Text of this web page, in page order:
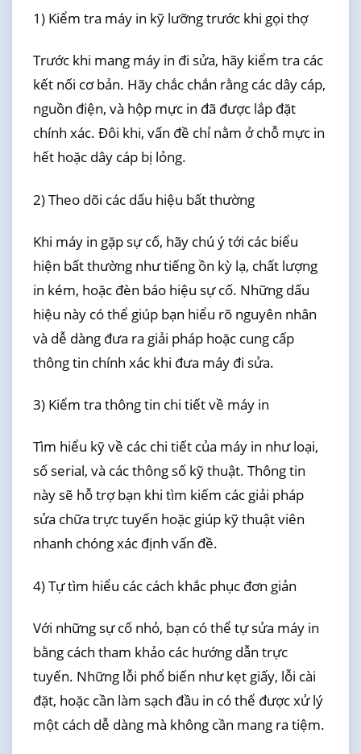
1) Kiểm tra máy in kỹ lưỡng trước khi gọi thợ
Trước khi mang máy in đi sửa, hãy kiểm tra các
kết nối cơ bản. Hãy chắc chắn rằng các dây cáp,
nguồn điện, và hộp mực in đã được lắp đặt
chính xác. Đôi khi, vấn đề chỉ nằm ở chỗ mực in
hết hoặc dây cáp bị lỏng.
2) Theo dõi các dấu hiệu bất thường
Khi máy in gặp sự cố, hãy chú ý tới các biểu
hiện bất thường như tiếng ồn kỳ lạ, chất lượng
in kém, hoặc đèn báo hiệu sự cố. Những dấu
hiệu này có thể giúp bạn hiểu rõ nguyên nhân
và dễ dàng đưa ra giải pháp hoặc cung cấp
thông tin chính xác khi đưa máy đi sửa.
3) Kiểm tra thông tin chi tiết về máy in
Tìm hiểu kỹ về các chi tiết của máy in như loại,
số serial, và các thông số kỹ thuật. Thông tin
này sẽ hỗ trợ bạn khi tìm kiếm các giải pháp
sửa chữa trực tuyến hoặc giúp kỹ thuật viên
nhanh chóng xác định vấn đề.
4) Tự tìm hiểu các cách khắc phục đơn giản
Với những sự cố nhỏ, bạn có thể tự sửa máy in
bằng cách tham khảo các hướng dẫn trực
tuyến. Những lỗi phổ biến như kẹt giấy, lỗi cài
đặt, hoặc cần làm sạch đầu in có thể được xử lý
một cách dễ dàng mà không cần mang ra tiệm.